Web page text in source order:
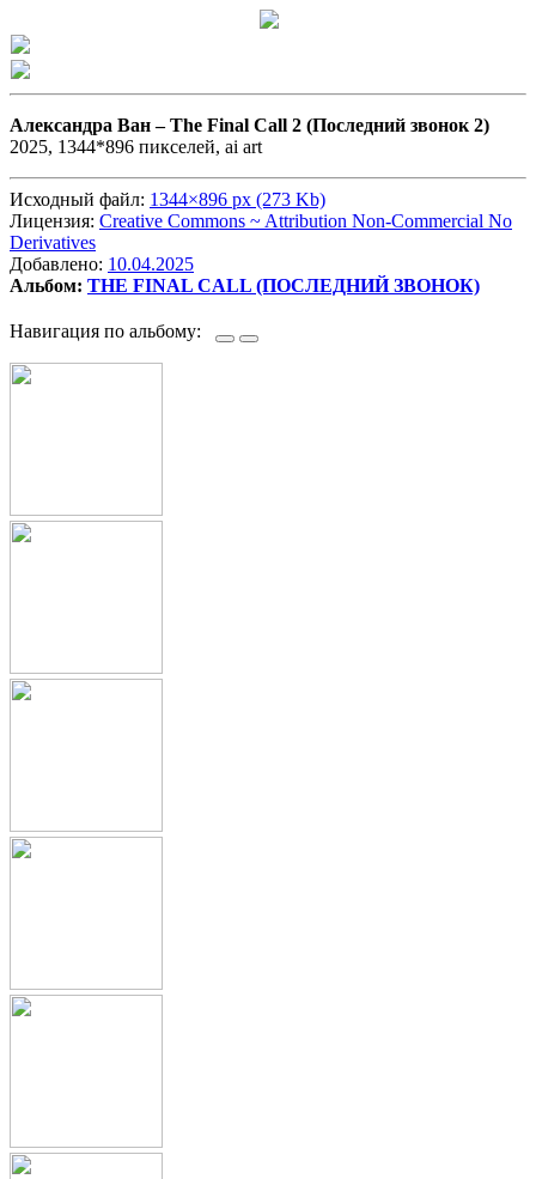
Александра Ван –The Final Call 2 (Последний звонок 2)
2025, 1344*896 пикселей, ai art
Исходный файл: 1344×896 px (273 Kb)
Лицензия: Creative Commons ~ Attribution Non-Commercial No
Derivatives
Добавлено: 10.04.2025
Альбом: THE FINAL CALL (ПОСЛЕДНИЙ ЗВОНОК)
Навигация по альбому: